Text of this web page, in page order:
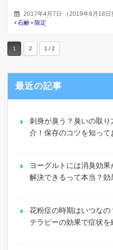
2017年4月7日 （2019年8月18日
• 石鹸 • 限定
1 2 1 / 2
最近の記事
刺身が臭う？臭いの取
介！保存のコツを知って
ヨーグルトには消臭効
解決できるって本当？効
花粉症の時期はいつな
テラピーの効果で症状を